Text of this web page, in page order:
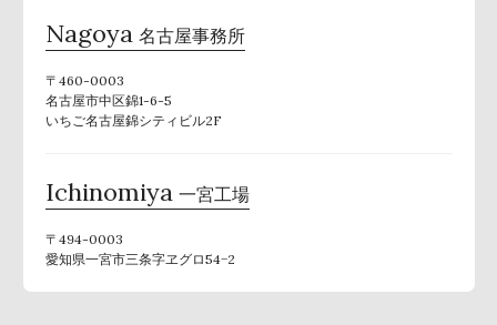
Nagoya 名古屋事務所
〒460-0003
名古屋市中区錦1-6-5
いちご名古屋錦シティビル2F
Ichinomiya 一宮工場
〒494-0003
愛知県一宮市三条字ヱグロ54−2